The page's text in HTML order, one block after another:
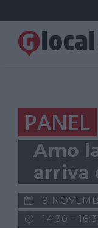
PANEL
Amo
arriva
9
14:30 -